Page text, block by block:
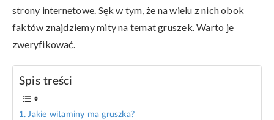
strony internetowe. Sęk w tym, że na wielu z nich obok
faktów znajdziemy mity na temat gruszek. Warto je
zweryfikować.
Spis treści
Jakie witaminy ma gruszka?